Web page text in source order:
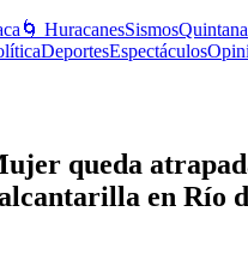
🌀 HuracanesSismosQuintana
DeportesEspectáculos
queda
en Río